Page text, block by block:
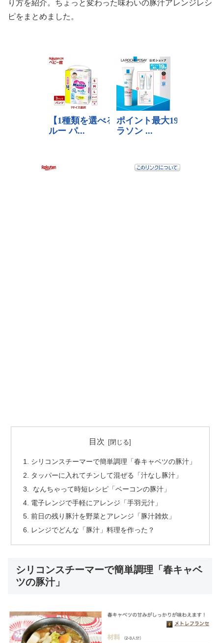
り方を紹介。ちょっと変わった味わいの豚汁アレンジレシ
ピをまとめました。
目次
シリコンスチーマーで簡単調理「春キャベツの豚汁」
タッパーに入れてチンして混ぜる「汁なし豚汁」
なんちゃって時短レシピ「ベーコンの豚汁」
電子レンジで手軽にアレンジ「手羽元汁」
前日の残り豚汁を野菜とアレンジ「豚汁雑炊」
レンジでどんな「豚汁」料理を作った？
シリコンスチーマーで簡単調理「春キャベ
ツの豚汁」